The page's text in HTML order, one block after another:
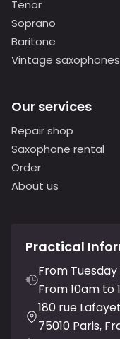
Tenor
Soprano
Baritone
Vintage saxophones
Our services
Repair shop
Saxophone rental
Order
About us
Practical
From
From 10am to
180 rue
75010 Paris,